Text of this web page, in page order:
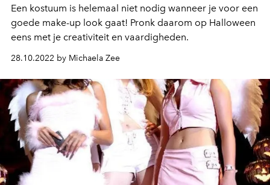
Een kostuum is helemaal niet nodig wanneer je voor een
goede make-up look gaat! Pronk daarom op Halloween
eens met je creativiteit en vaardigheden.
28.10.2022 by Michaela Zee